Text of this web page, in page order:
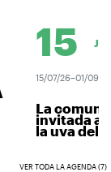
15 JUL.
15/07/26–01/09/26
La
invitada a
la uva del
VER TODA LA AGENDA (7)